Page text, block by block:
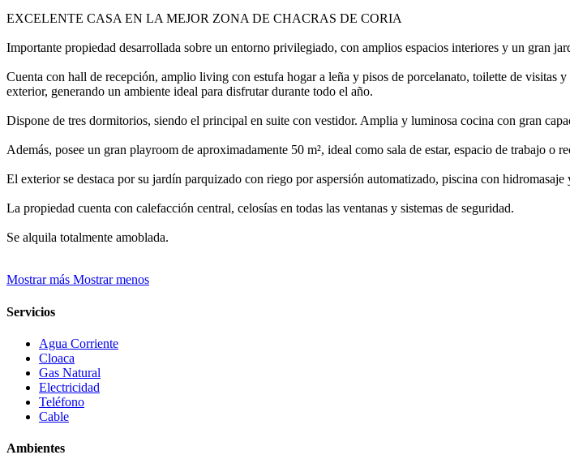
EXCELENTE CASA EN LA MEJOR ZONA DE CHACRAS DE CORIA
Importante propiedad desarrollada sobre un entorno privilegiado, con amplios espacios interiores y un gran
Cuenta con hall de recepción, amplio living con estufa hogar a leña y pisos de porcelanato, toilette de visitas
exterior, generando un ambiente ideal para disfrutar durante todo el año.
Dispone de tres dormitorios, siendo el principal en suite con vestidor. Amplia y luminosa cocina con gran
Además, posee un gran playroom de aproximadamente 50 m², ideal como sala de estar, espacio de trabajo o
El exterior se destaca por su jardín parquizado con riego por aspersión automatizado, piscina con
La propiedad cuenta con calefacción central, celosías en todas las ventanas y sistemas de seguridad.
Se alquila totalmente amoblada.
Mostrar más Mostrar menos
Servicios
Agua Corriente
Cloaca
Gas Natural
Electricidad
Teléfono
Cable
Ambientes